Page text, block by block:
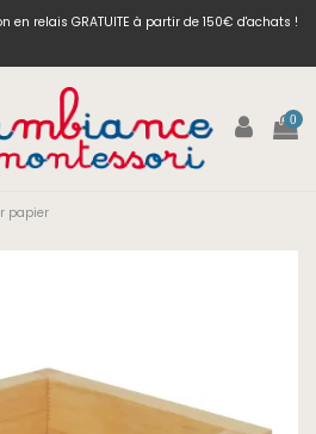
en relais GRATUITE à partir de 150€ d'achats !
0
papier